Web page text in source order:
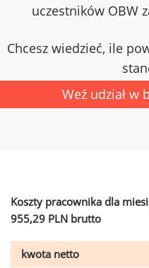
uczestników OBW
Chcesz wiedzieć, ile
Weź udział w
Koszty pracownika dla
955,29 PLN brutto
kwota netto